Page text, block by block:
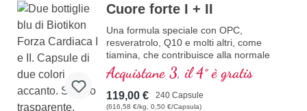
Cuore forte I + II
Una formula speciale con OPC,
resveratrolo, Q10 e molti altri, come
tiamina, che contribuisce alla normale
funzione cardiaca. (Formula 1 e Formula
2)
Acquistane 3, il 4° è gratis
119,00 € 240 Capsule
(616,58 €/kg, 0,50 €/Capsula)